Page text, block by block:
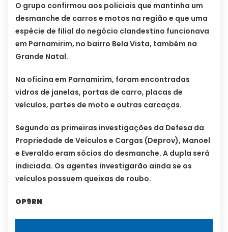
O grupo confirmou aos policiais que mantinha um
desmanche de carros e motos na região e que uma
espécie de filial do negócio clandestino funcionava
em Parnamirim, no bairro Bela Vista, também na
Grande Natal.
Na oficina em Parnamirim, foram encontradas
vidros de janelas, portas de carro, placas de
veículos, partes de moto e outras carcaças.
Segundo as primeiras investigações da Defesa da
Propriedade de Veículos e Cargas (Deprov), Manoel
e Everaldo eram sócios do desmanche. A dupla será
indiciada. Os agentes investigarão ainda se os
veículos possuem queixas de roubo.
OP9RN